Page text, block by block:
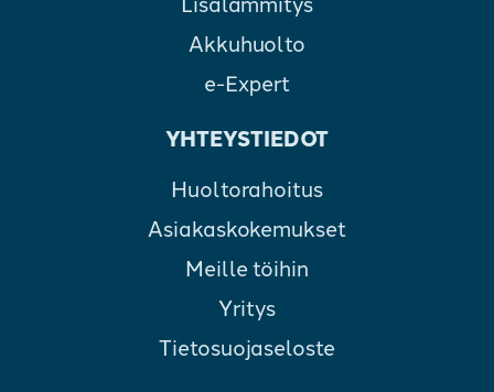
Akkuhuolto
e-Expert
YHTEYSTIEDOT
Huoltorahoitus
Asiakaskokemukset
Meille töihin
Yritys
Tietosuojaseloste